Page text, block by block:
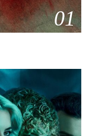
01